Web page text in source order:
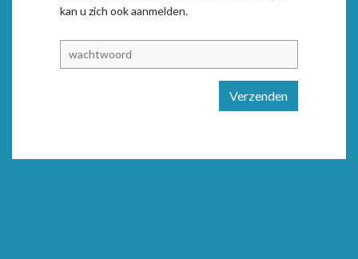
kan u zich ookaanmelden.
Verzenden